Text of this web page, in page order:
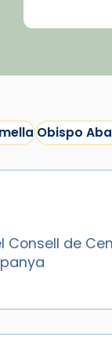
Obispo
Consell de